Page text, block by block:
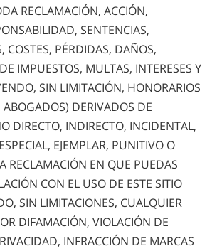
RECLAMACIÓN, ACCIÓN,
SENTENCIAS,
COSTES, PÉRDIDAS, DAÑOS,
IMPUESTOS, MULTAS, INTERESES Y
SIN LIMITACIÓN, HONORARIOS
ABOGADOS) DERIVADOS DE
DIRECTO, INDIRECTO, INCIDENTAL,
EJEMPLAR, PUNITIVO O
RECLAMACIÓN EN QUE PUEDAS
CON EL USO DE ESTE SITIO
SIN LIMITACIONES, CUALQUIER
DIFAMACIÓN, VIOLACIÓN DE
INFRACCIÓN DE MARCAS